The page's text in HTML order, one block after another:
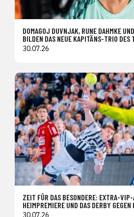
DOMAGOJ DUVNJAK, RUNE DAHMKE
BILDEN DAS NEUE KAPITÄNS-TRIO DES
30.07.26
ZEIT FÜR DAS BESONDERE: EXTRA-
HEIMPREMIERE UND DAS DERBY GEGEN